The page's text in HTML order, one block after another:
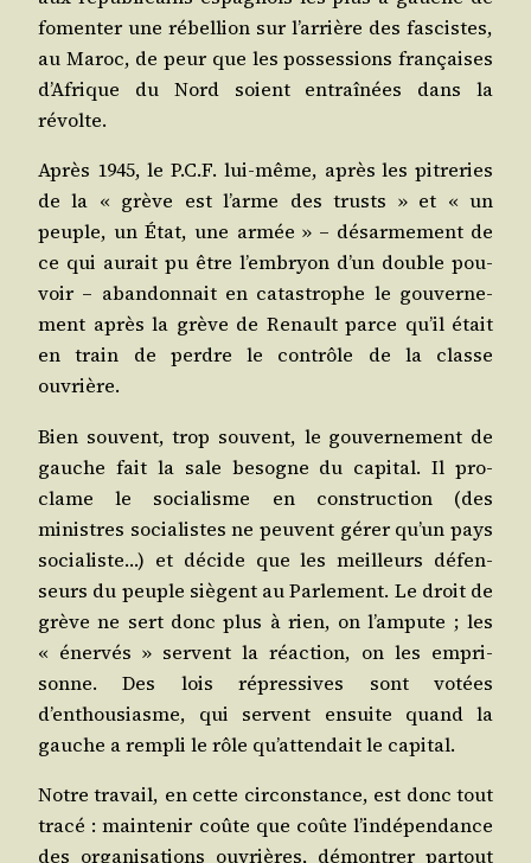
fomen­ter une rébel­lion sur l’arrière des fas­cistes,
au Maroc, de peur que les pos­ses­sions fran­çaises
d’Afrique du Nord soient entraî­nées dans la
révolte.
Après 1945, le P.C.F. lui-même, après les pitre­ries
de la « grève est l’arme des trusts » et « un
peuple, un État, une armée » – désar­me­ment de
ce qui aurait pu être l’embryon d’un double pou­
voir – aban­don­nait en catas­trophe le gou­ver­ne­
ment après la grève de Renault parce qu’il était
en train de perdre le contrôle de la classe
ouvrière.
Bien sou­vent, trop sou­vent, le gou­ver­ne­ment de
gauche fait la sale besogne du capi­tal. Il pro­
clame le socia­lisme en construc­tion (des
ministres socia­listes ne peuvent gérer qu’un pays
socia­liste…) et décide que les meilleurs défen­
seurs du peuple siègent au Par­le­ment. Le droit de
grève ne sert donc plus à rien, on l’ampute ; les
« éner­vés » servent la réac­tion, on les empri­
sonne. Des lois répres­sives sont votées
d’enthousiasme, qui servent ensuite quand la
gauche a rem­pli le rôle qu’attendait le capital.
Notre tra­vail, en cette cir­cons­tance, est donc tout
tra­cé : main­te­nir coûte que coûte l’indépendance
des orga­ni­sa­tions ouvrières, démon­trer par­tout